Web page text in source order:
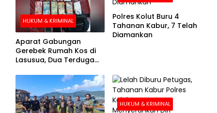
HUKUM & KRIMINAL
Aparat Gabungan
Gerebek Rumah Kos di
Lasusua, Dua Terduga
Polres Kolut Buru 4
Tahanan Kabur, 7 Telah
Diamankan
HUKUM & KRIMINAL